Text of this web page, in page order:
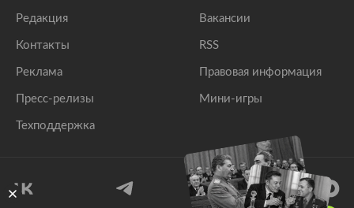
Редакция
Контакты
Реклама
Пресс-релизы
Техподдержка
Вакансии
RSS
Правовая информация
Мини-игры